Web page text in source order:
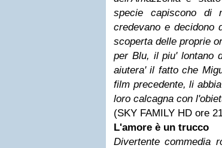
specie capiscono di
credevano e decidono
scoperta delle proprie
per Blu, il piu' lontano
aiutera' il fatto che
film precedente, li
loro calcagna con
(SKY FAMILY HD ore
L'amore è un trucco
Divertente commedia